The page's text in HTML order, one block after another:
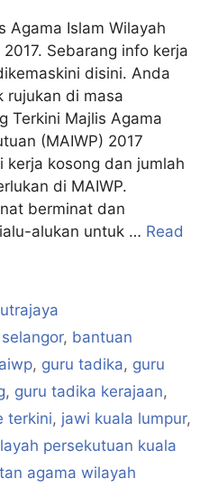
Agama Islam Wilayah
Sebarang info kerja
disini. Anda
rujukan di masa
Terkini Majlis Agama
(MAIWP) 2017
kerja kosong dan jumlah
di MAIWP.
berminat dan
alukan untuk … Read
, bantuan
, guru tadika, guru
, guru tadika kerajaan,
terkini, jawi kuala lumpur,
persekutuan kuala
agama wilayah